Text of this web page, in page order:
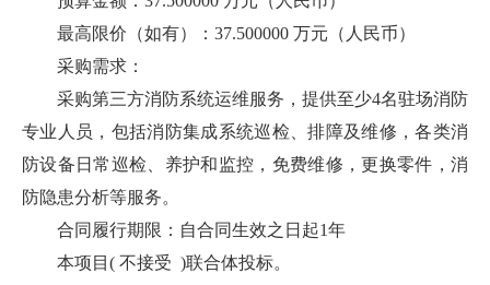
最高限价（如有）：37.500000 万元（人民币）
采购需求：
采购第三方消防系统运维服务，提供至少4名驻场消防
专业人员，包括消防集成系统巡检、排障及维修，各类消
防设备日常巡检、养护和监控，免费维修，更换零件，消
防隐患分析等服务。
合同履行期限：自合同生效之日起1年
本项目( 不接受 )联合体投标。